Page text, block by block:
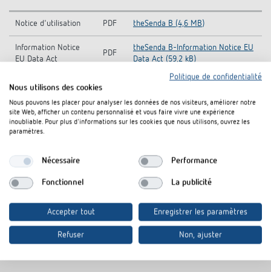
Notice d'utilisation PDF theSenda B (4,6 MB)
Information Notice
EU Data Act
PDF
theSenda B-Information Notice EU
Data Act (59,2 kB)
CE declaration of
theSenda B-CE declaration of
Fiche technique PDF theSenda B (106,6 kB)
Rajouter au panier de documents
Politique de confidentialité
Nous utilisons des cookies
Nous pouvons les placer pour analyser les données de nos visiteurs, améliorer notre
site Web, afficher un contenu personnalisé et vous faire vivre une expérience
inoubliable. Pour plus d'informations sur les cookies que nous utilisons, ouvrez les
paramètres.
Nécessaire Performance
Fonctionnel La publicité
Accepter tout Enregistrer les paramètres
Refuser Non, ajuster